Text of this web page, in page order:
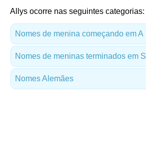
Allys ocorre nas seguintes categorias:
Nomes de menina começando em A
Nomes de meninas terminados em S
Nomes Alemães